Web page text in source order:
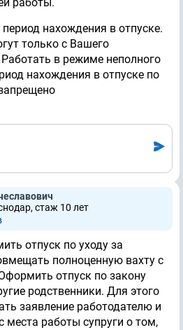
нахождения в отпуске.
только с Вашего
в режиме неполного
нахождения в отпуске по
стаж 10 лет
отпуск по уходу за
полноценную вахту с
отпуск по закону
родственники. Для этого
заявление работодателю и
места работы супруги о том,